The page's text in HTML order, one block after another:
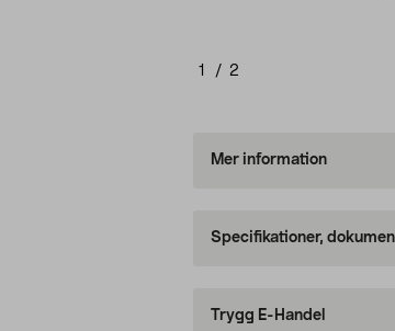
1 / 2
Mer information
Specifikationer,
Trygg E-Handel